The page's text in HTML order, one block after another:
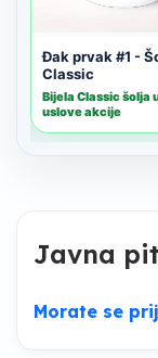
Javna
Morate se